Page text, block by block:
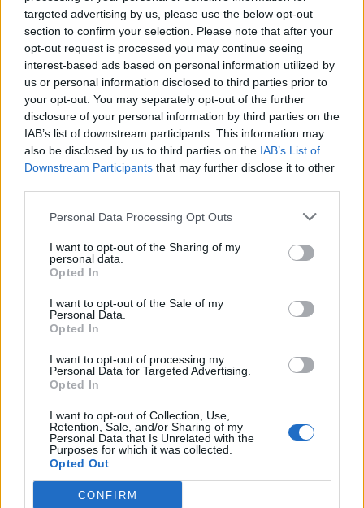
targeted advertising by us, please use the below opt-out
section to confirm your selection. Please note that after your
opt-out request is processed you may continue seeing
interest-based ads based on personal information utilized by
us or personal information disclosed to third parties prior to
your opt-out. You may separately opt-out of the further
disclosure of your personal information by third parties on the
IAB’s list of downstream participants. This information may
also be disclosed by us to third parties on the IAB’s List of
Downstream Participants that may further disclose it to other
Personal Data Processing Opt Outs
I want to opt-out of the Sharing of my
personal data.
Opted In
I want to opt-out of the Sale of my
Personal Data.
Opted In
I want to opt-out of processing my
Personal Data for Targeted Advertising.
Opted In
I want to opt-out of Collection, Use,
Retention, Sale, and/or Sharing of my
Personal Data that Is Unrelated with the
Purposes for which it was collected.
Opted Out
CONFIRM
Niekšui panižo rankos:
sumušė sugyventinę, o
vėliau ir jos nepilnametę
dukrą(2)
Traukia it bites prie
medaus: kurorte vėl
ištuštino žaidimų
automatus(1)
byloje į laisvę paleistas
vienas įtariamųjų
vos be namų neliko